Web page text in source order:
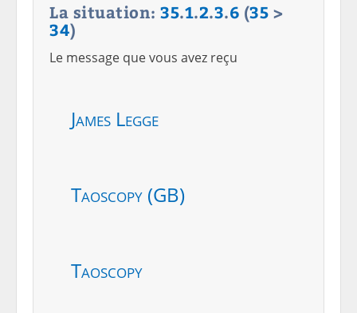
La situation: 35.1.2.3.6 (35 >
34)
Le message que vous avez reçu
James Legge
Taoscopy (GB)
Taoscopy